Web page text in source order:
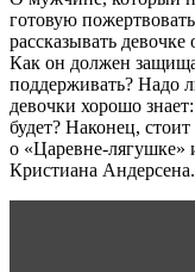
готовую
рассказывать
Как он должен
поддерживать? Надо
девочки хорошо
будет? Наконец,
о «Царевне-лягушке»
Кристиана Андерсена.